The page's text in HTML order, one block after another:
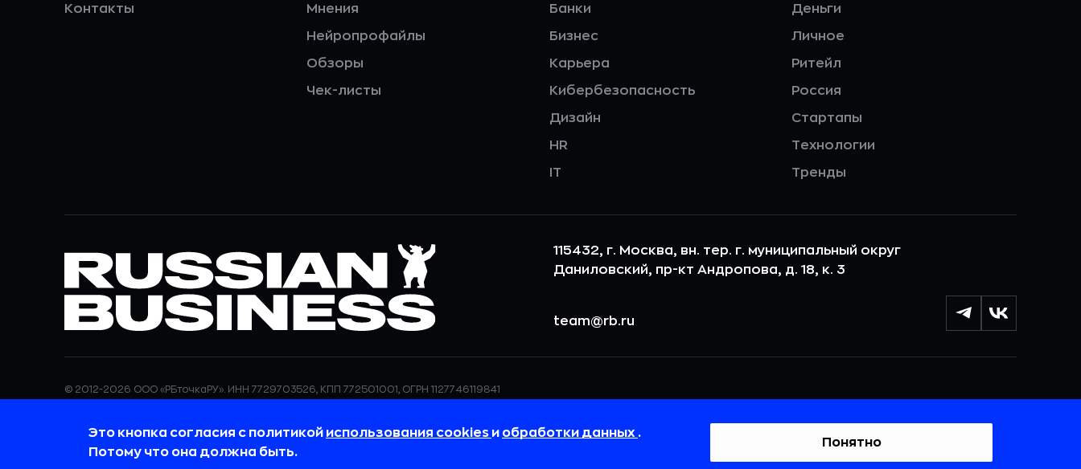
Контакты Мнения
Нейропрофайлы
Обзоры
Чек-листы
Банки
Бизнес
Карьера
Кибербезопасность
Дизайн
HR
IT
Деньги
Личное
Ритейл
Россия
Стартапы
Технологии
Тренды
115432, г. Москва, вн. тер. г. муниципальный округ
Даниловский, пр-кт Андропова, д. 18, к. 3
team@rb.ru
© 2012-2026 ООО «РБточкаРУ». ИНН 7729703526, КПП 772501001, ОГРН 1127746119841
требованиях к защите персональных данных отражены в Политике в отношении
обработки персональных данных.
повышения удобства пользования веб-сайтом. Если вы не хотите, чтобы ваши
пользовательские данные обрабатывались, пожалуйста, ограничьте их использование в
Это кнопка согласия с политикой использования cookies и обработки данных .
Потому что она должна быть.
Понятно